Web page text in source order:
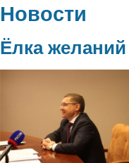
Новости
Ёлка желаний